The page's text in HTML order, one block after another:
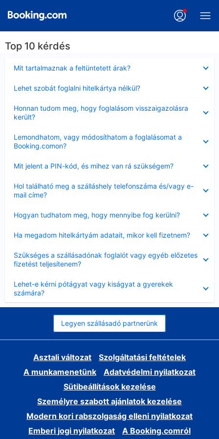
Top 10 kérdés
Mit tartalmaznak a feltüntetett árak?
Lehet szobát foglalni hitelkártya nélkül?
Honnan tudom meg, hogy foglalásom visszaigazolásra
került?
Lemondhatom, vagy módosíthatom a foglalásomat a
Booking.comon?
Mit jelent a PIN-kód, és mihez van rá szükségem?
Hol található meg a szálláshely telefonszáma és/vagy e-
mail címe?
Hogyan tudhatom meg, hogy mennyibe fog kerülni?
Ha megadom hitelkártyám adatait, mikor kell fizetnem?
Szükséges a szállásadónak foglalót vagy egyéb előzetes
fizetést teljesítenem?
Lehet-e kérni pótágyat vagy kiságyat a gyerekek
számára?
Legyen szállásadó partnerünk
Asztali változat
Szolgáltatási feltételek
A munkamenetünk
Adatvédelmi nyilatkozat
Sütibeállítások kezelése
Személyre szabott ajánlatok kezelése
Modern kori rabszolgaság elleni nyilatkozat
Emberi jogi nyilatkozat
A Booking.comról